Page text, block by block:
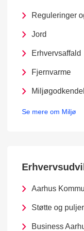
Reguleringer
Jord
Erhvervsaffald
Fjernvarme
Se mere om Miljø
Aarhus
Støtte og puljer
Business